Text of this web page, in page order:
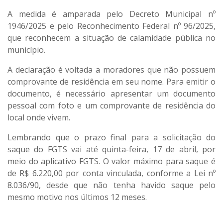
A medida é amparada pelo Decreto Municipal nº
1946/2025 e pelo Reconhecimento Federal nº 96/2025,
que reconhecem a situação de calamidade pública no
município.
A declaração é voltada a moradores que não possuem
comprovante de residência em seu nome. Para emitir o
documento, é necessário apresentar um documento
pessoal com foto e um comprovante de residência do
local onde vivem.
Lembrando que o prazo final para a solicitação do
saque do FGTS vai atéquinta-feira, 17 de abril, por
meio do aplicativo FGTS. O valor máximo para saque é
de R$ 6.220,00 por conta vinculada, conforme a Lei nº
8.036/90, desde que não tenha havido saque pelo
mesmo motivo nos últimos 12 meses.